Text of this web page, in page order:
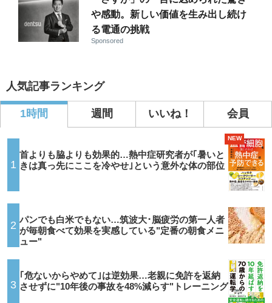
や感動。新しい価値を生み出し続け
る電通の挑戦
Sponsored
人気記事ランキング
1時間 週間 いいね！ 会員
1
首よりも脇よりも効果的…熱中症研究者が｢暑いと
きは真っ先にここを冷やせ｣という意外な体の部位
NEW
2 パンでも白米でもない…筑波大･脳疲労の第一人者
が毎朝食べて効果を実感している"定番の朝食メニ
ュー"
3
｢危ないからやめて｣は逆効果…老親に免許を返納
させずに"10年後の事故を48%減らす"トレーニング